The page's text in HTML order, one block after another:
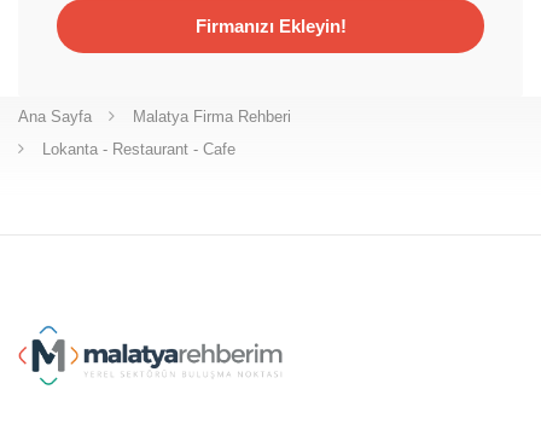
Firmanızı Ekleyin!
Ana Sayfa
Malatya Firma Rehberi
Lokanta - Restaurant - Cafe